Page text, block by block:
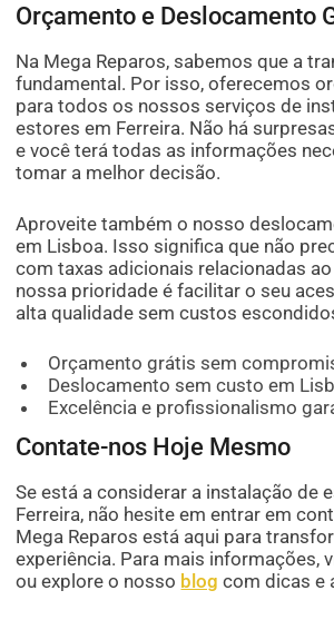
Orçamento e Deslocamento
Na Mega Reparos, sabemos que a
fundamental. Por isso, oferecemos
para todos os nossos serviços de
estores em Ferreira. Não há
e você terá todas as informações
tomar a melhor decisão.
Aproveite também o nosso
em Lisboa. Isso significa que não
com taxas adicionais relacionadas
nossa prioridade é facilitar o seu
alta qualidade sem custos
Orçamento grátis sem
Deslocamento sem custo em
Excelência e profissionalismo
Contate-nos Hoje Mesmo
Se está a considerar a instalação de
Ferreira, não hesite em entrar em
Mega Reparos está aqui para
experiência. Para mais informações,
ou explore o nosso blog com dicas e